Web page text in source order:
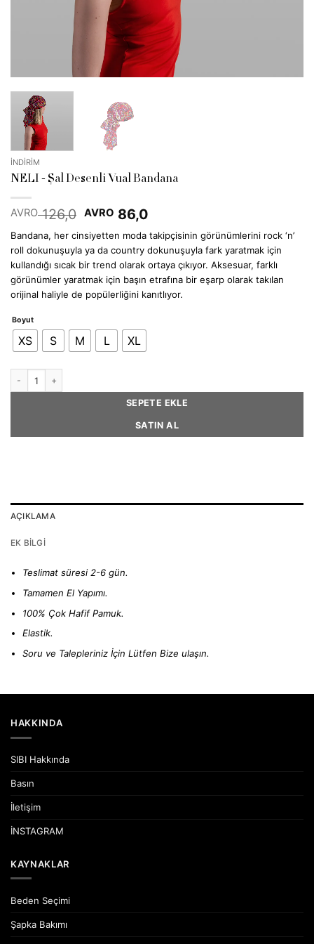
İNDİRİM
NELI - Şal Desenli Vual Bandana
AVRO126,0 Orijinal
EUR 126,0.
AVRO 86,0Şu
fiyat:
EUR 86,0.
Bandana, her cinsiyetten moda takipçisinin görünümlerini rock ‘n’
roll dokunuşuyla ya da country dokunuşuyla fark yaratmak için
kullandığı sıcak bir trend olarak ortaya çıkıyor. Aksesuar, farklı
görünümler yaratmak için başın etrafına bir eşarp olarak takılan
orijinal haliyle de popülerliğini kanıtlıyor.
Boyut
XS S M L XL
SEPETE EKLE
SATIN AL
AÇIKLAMA
EK BILGI
Teslimat süresi 2-6 gün.
Tamamen El Yapımı.
100% Çok Hafif Pamuk.
Elastik.
Soru ve Talepleriniz İçin LütfenBize ulaşın.
HAKKINDA
SIBI Hakkında
Basın
İletişim
İNSTAGRAM
KAYNAKLAR
Beden Seçimi
Şapka Bakımı